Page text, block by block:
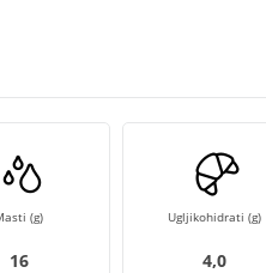
(g)
16
Ugljikohidrati (g)
4,0